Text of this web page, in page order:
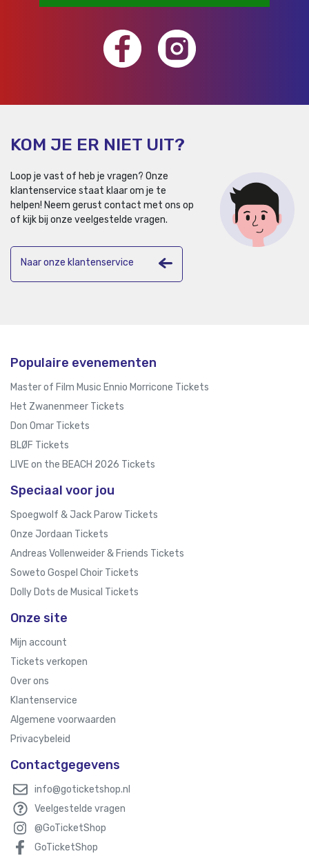
KOM JE ER NIET UIT?
Loop je vast of heb je vragen? Onze
klantenservice staat klaar om je te
helpen! Neem gerust contact met ons op
of kijk bij onze veelgestelde vragen.
Naar onze klantenservice
Populaire evenementen
Master of Film Music Ennio Morricone Tickets
Het Zwanenmeer Tickets
Don Omar Tickets
BLØF Tickets
LIVE on the BEACH 2026 Tickets
Speciaal voor jou
Spoegwolf & Jack Parow Tickets
Onze Jordaan Tickets
Andreas Vollenweider & Friends Tickets
Soweto Gospel Choir Tickets
Dolly Dots de Musical Tickets
Onze site
Mijn account
Tickets verkopen
Over ons
Klantenservice
Algemene voorwaarden
Privacybeleid
Contactgegevens
info@goticketshop.nl
Veelgestelde vragen
@GoTicketShop
GoTicketShop